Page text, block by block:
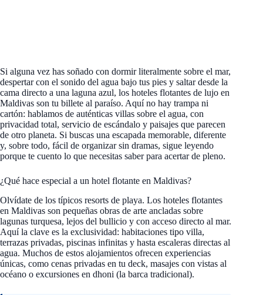
Si alguna vez has soñado con dormir literalmente sobre el mar,
despertar con el sonido del agua bajo tus pies y saltar desde la
cama directo a una laguna azul, los hoteles flotantes de lujo en
Maldivas son tu billete al paraíso. Aquí no hay trampa ni
cartón: hablamos de auténticas villas sobre el agua, con
privacidad total, servicio de escándalo y paisajes que parecen
de otro planeta. Si buscas una escapada memorable, diferente
y, sobre todo, fácil de organizar sin dramas, sigue leyendo
porque te cuento lo que necesitas saber para acertar de pleno.
¿Qué hace especial a un hotel flotante en Maldivas?
Olvídate de los típicos resorts de playa. Los hoteles flotantes
en Maldivas son pequeñas obras de arte ancladas sobre
lagunas turquesa, lejos del bullicio y con acceso directo al mar.
Aquí la clave es la exclusividad: habitaciones tipo villa,
terrazas privadas, piscinas infinitas y hasta escaleras directas al
agua. Muchos de estos alojamientos ofrecen experiencias
únicas, como cenas privadas en tu deck, masajes con vistas al
océano o excursiones en dhoni (la barca tradicional).